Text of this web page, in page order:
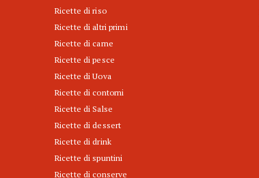
Ricette di riso
Ricette di altri primi
Ricette di carne
Ricette di pesce
Ricette di Uova
Ricette di contorni
Ricette di Salse
Ricette di dessert
Ricette di drink
Ricette di spuntini
Ricette di conserve